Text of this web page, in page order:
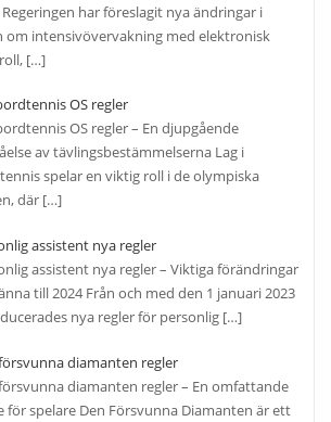
Regeringen har föreslagit nya ändringar i
om intensivövervakning med elektronisk
[…]
OS regler
OS regler – En djupgående
av tävlingsbestämmelserna Lag i
spelar en viktig roll i de olympiska
där […]
assistent nya regler
assistent nya regler – Viktiga förändringar
till 2024 Från och med den 1 januari 2023
nya regler för personlig […]
diamanten regler
diamanten regler – En omfattande
för spelare Den Försvunna Diamanten är ett